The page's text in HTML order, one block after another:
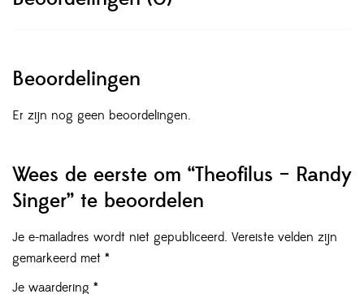
Beoordelingen
Er zijn nog geen beoordelingen.
Wees de eerste om “Theofilus – Randy
Singer” te beoordelen
Je e-mailadres wordt niet gepubliceerd. Vereiste velden zijn
gemarkeerd met *
Je waardering *